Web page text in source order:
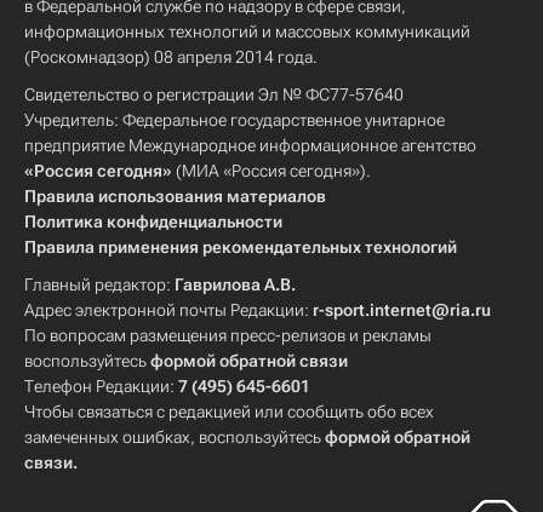
в Федеральной службе по надзору в сфере связи,
информационных технологий и массовых коммуникаций
(Роскомнадзор) 08 апреля 2014 года.
Свидетельство о регистрации Эл № ФС77-57640
Учредитель: Федеральное государственное унитарное
предприятие Международное информационное агентство
«Россия сегодня» (МИА «Россия сегодня»).
Правила использования материалов
Политика конфиденциальности
Правила применения рекомендательных технологий
Главный редактор: Гаврилова А.В.
Адрес электронной почты Редакции: r-sport.internet@ria.ru
По вопросам размещения пресс-релизов и рекламы
воспользуйтесьформой обратной связи
Телефон Редакции: 7 (495) 645-6601
Чтобы связаться с редакцией или сообщить обо всех
замеченных ошибках, воспользуйтесьформой обратной
связи.